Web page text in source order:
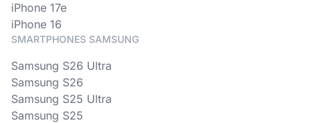
iPhone 17e
iPhone 16
SMARTPHONES SAMSUNG
Samsung S26 Ultra
Samsung S26
Samsung S25 Ultra
Samsung S25